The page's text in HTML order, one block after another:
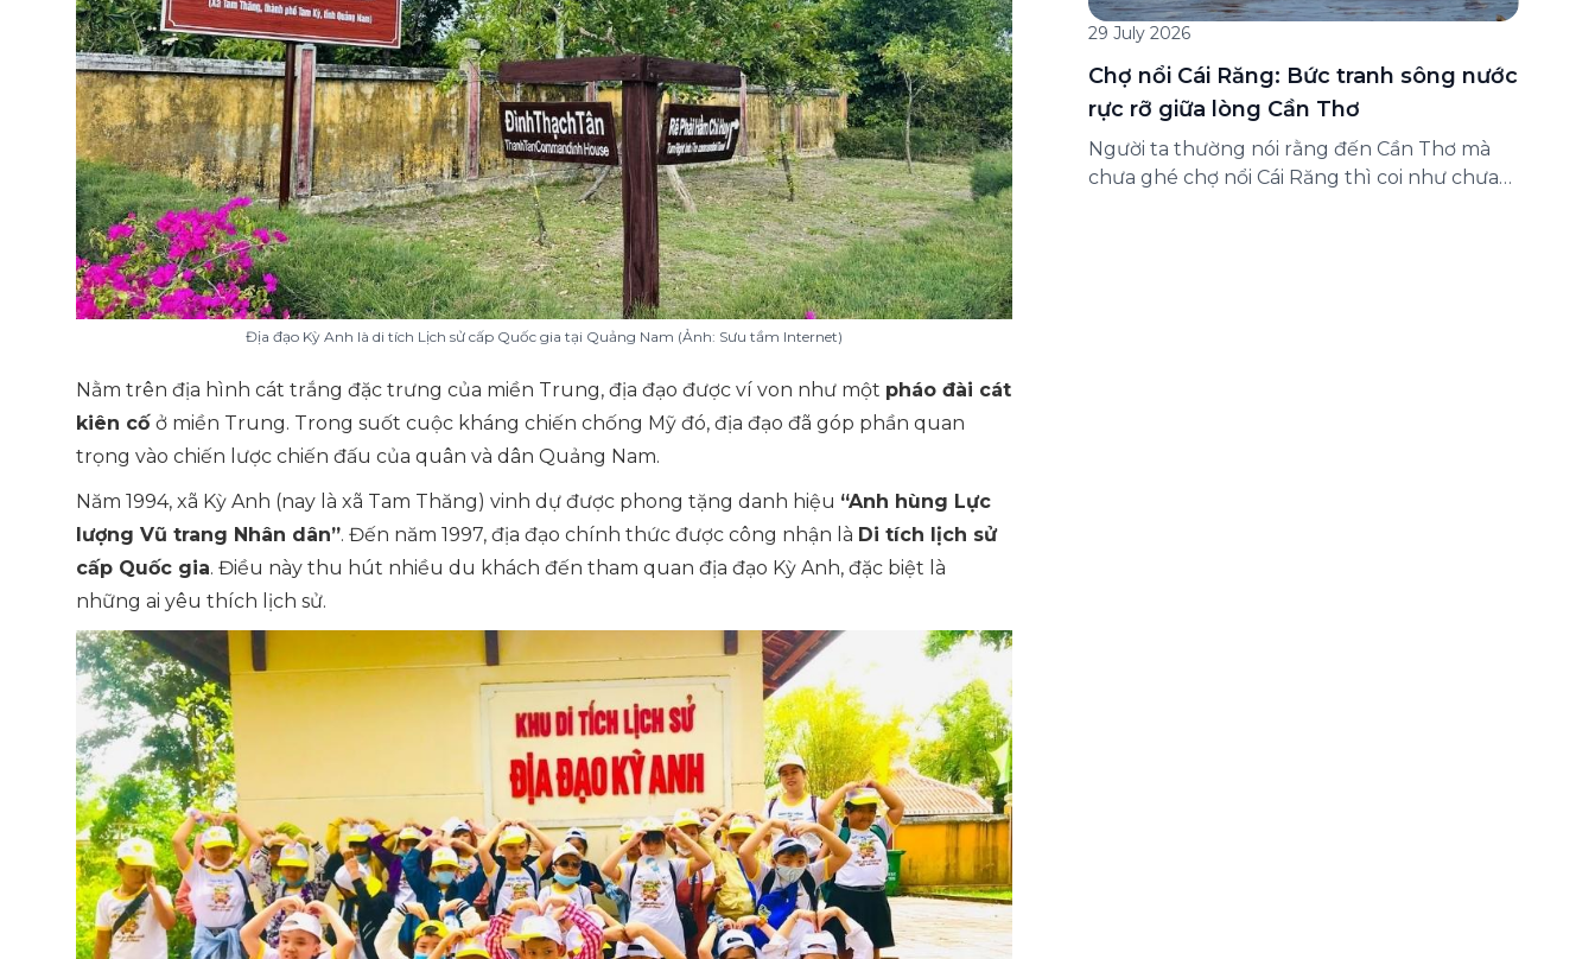
Địa đạo Kỳ Anh là di tích Lịch sử cấp Quốc gia tại Quảng Nam (Ảnh: Sưu tầm Internet)
Nằm trên địa hình cát trắng đặc trưng của miền Trung, địa đạo được ví von như một pháo đài cát
kiên cố ở miền Trung. Trong suốt cuộc kháng chiến chống Mỹ đó, địa đạo đã góp phần quan
trọng vào chiến lược chiến đấu của quân và dân Quảng Nam.
Năm 1994, xã Kỳ Anh (nay là xã Tam Thăng) vinh dự được phong tặng danh hiệu “Anh hùng Lực
lượng Vũ trang Nhân dân”. Đến năm 1997, địa đạo chính thức được công nhận là Di tích lịch sử
cấp Quốc gia. Điều này thu hút nhiều du khách đến tham quan địa đạo Kỳ Anh, đặc biệt là
những ai yêu thích lịch sử.
29 July 2026
Chợ nổi Cái Răng: Bức tranh sông nước
rực rỡ giữa lòng Cần Thơ
Người ta thường nói rằng đến Cần Thơ mà
chưa ghé chợ nổi Cái Răng thì coi như chưa